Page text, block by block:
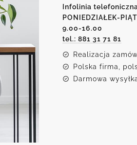
niebieską
abstrakcją
Infolinia
PONIEDZIAŁEK-
9.00-16.00
tel.: 881 31 71 81
Realizacja
Polska firma,
Darmowa